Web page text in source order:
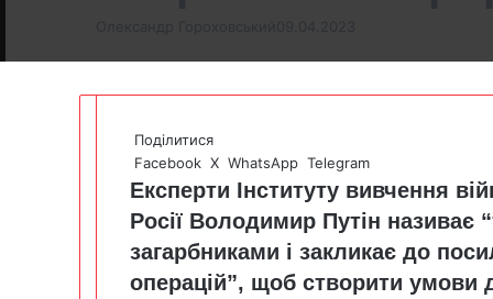
Поділитися
Facebook X WhatsApp Telegram
Експерти Інституту вивчення
Росії Володимир Путін називає
загарбниками і закликає до
операцій”, щоб створити умови